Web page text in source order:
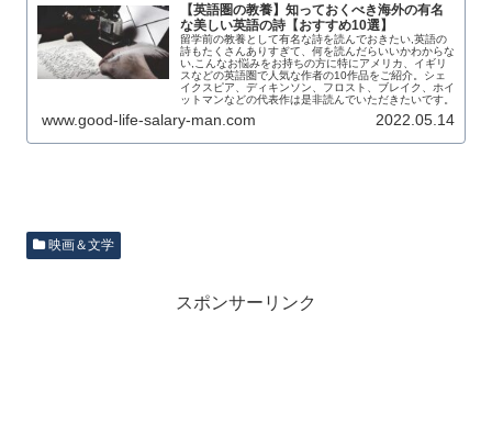
【英語圏の教養】知っておくべき海外の有名
な美しい英語の詩【おすすめ10選】
留学前の教養として有名な詩を読んでおきたい,英語の
詩もたくさんありすぎて、何を読んだらいいかわからな
い,こんなお悩みをお持ちの方に特にアメリカ、イギリ
スなどの英語圏で人気な作者の10作品をご紹介。シェ
イクスピア、ディキンソン、フロスト、ブレイク、ホイ
ットマンなどの代表作は是非読んでいただきたいです。
www.good-life-salary-man.com 2022.05.14
映画＆文学
スポンサーリンク